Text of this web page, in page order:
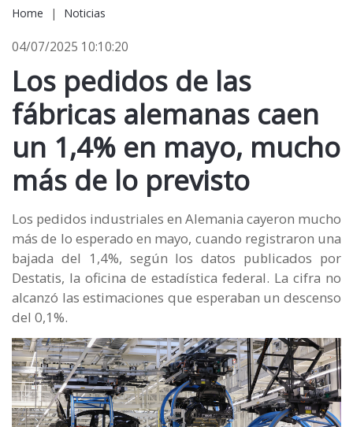
Home | Noticias
04/07/2025 10:10:20
Los pedidos de las
fábricas alemanas caen
un 1,4% en mayo, mucho
más de lo previsto
Los pedidos industriales en Alemania cayeron mucho
más de lo esperado en mayo, cuando registraron una
bajada del 1,4%, según los datos publicados por
Destatis, la oficina de estadística federal. La cifra no
alcanzó las estimaciones que esperaban un descenso
del 0,1%.